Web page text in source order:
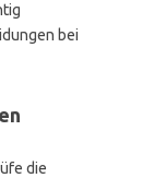
bei
die